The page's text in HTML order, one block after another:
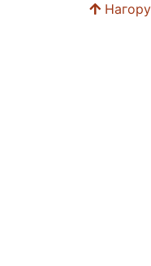
Нагору